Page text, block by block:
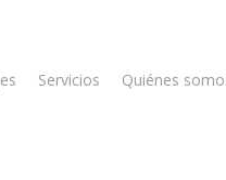
Servicios Quiénes